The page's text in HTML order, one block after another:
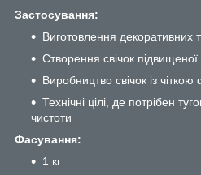
Застосування:
Виготовлення декоративних
Створення свічок підвищеної
Виробництво свічок із
Технічні цілі, де потрібен
чистоти
Фасування:
1 кг